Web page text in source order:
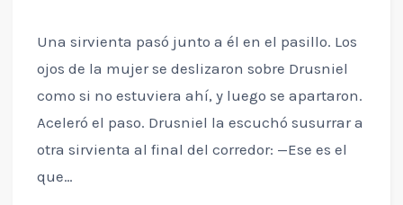
Una sirvienta pasó junto a él en el pasillo. Los
ojos de la mujer se deslizaron sobre Drusniel
como si no estuviera ahí, y luego se apartaron.
Aceleró el paso. Drusniel la escuchó susurrar a
otra sirvienta al final del corredor: —Ese es el
que…